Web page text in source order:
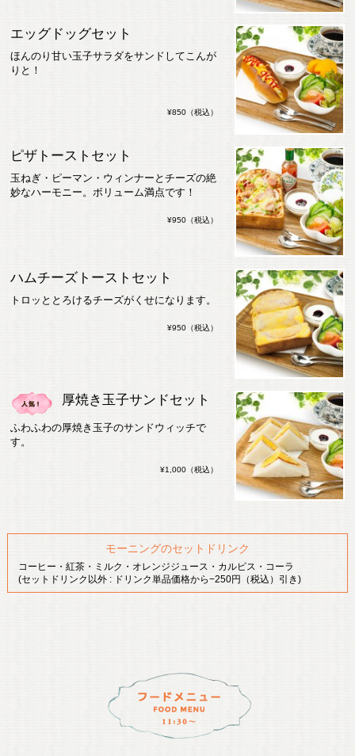
エッグドッグセット
ほんのり甘い玉子サラダをサンドしてこんが
りと！
¥850（税込）
ピザトーストセット
玉ねぎ・ピーマン・ウィンナーとチーズの絶
妙なハーモニー。ボリューム満点です！
¥950（税込）
ハムチーズトーストセット
トロッととろけるチーズがくせになります。
¥950（税込）
厚焼き玉子サンドセット
ふわふわの厚焼き玉子のサンドウィッチで
す。
¥1,000（税込）
モーニングのセットドリンク
コーヒー・紅茶・ミルク・オレンジジュース・カルピス・コーラ
(セットドリンク以外 : ドリンク単品価格から−250円（税込）引き)